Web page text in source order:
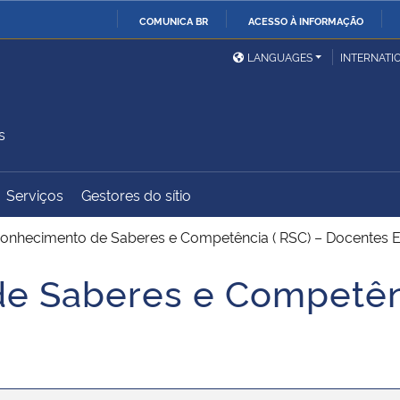
COMUNICA BR ACESSO À INFORMAÇÃO
Ministério da Defesa
Ministério das Relações
Exteriores
Ministério do
Desenvolvimento Regional
União
Advocacia-Geral da União Banco Central do Brasil
LANGUAGES
Serviços Gestores do sítio
de Saberes e Competência ( RSC) – Docentes
Saberes e